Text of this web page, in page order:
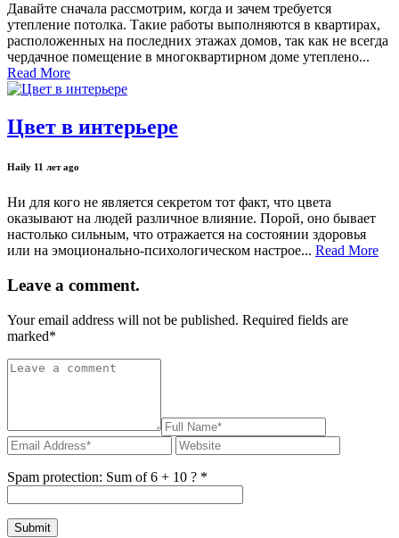
Давайте сначала рассмотрим, когда и зачем требуется
утепление потолка. Такие работы выполняются в квартирах,
расположенных на последних этажах домов, так как не всегда
чердачное помещение в многоквартирном доме утеплено...
Read More
Цвет в интерьере
Haily 11 лет ago
Ни для кого не является секретом тот факт, что цвета
оказывают на людей различное влияние. Порой, оно бывает
настолько сильным, что отражается на состоянии здоровья
или на эмоционально-психологическом настрое... Read More
Leave a comment.
Your email address will not be published. Required fields are
marked*
Spam protection: Sum of 6 + 10 ? *